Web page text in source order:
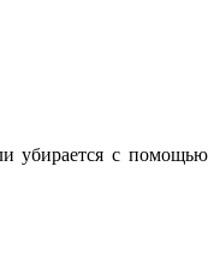
убирается с помощью